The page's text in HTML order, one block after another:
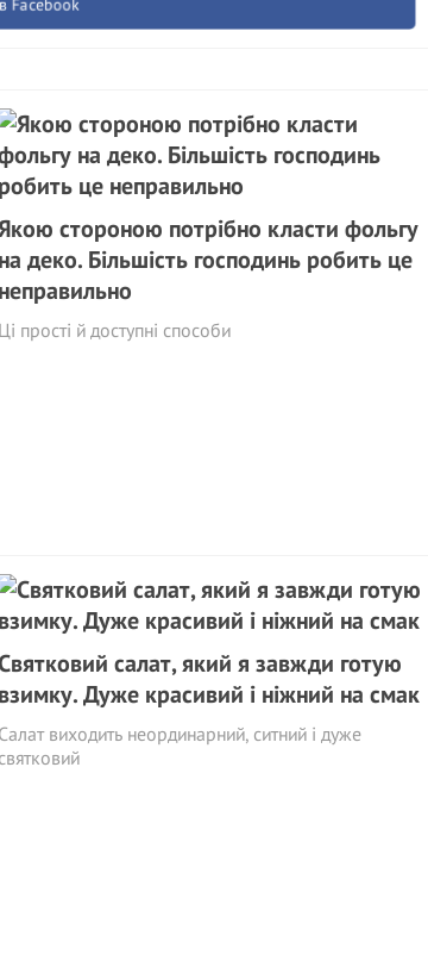
Facebook
стороною потрібно класти фольгу
на деко. Більшість господинь робить це
неправильно
Ці прості й доступні способи
салат, який я завжди готую
взимку. Дуже красивий і ніжний на смак
Салат виходить неординарний, ситний і дуже
святковий